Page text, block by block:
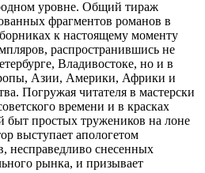
уровне. Общий тираж
фрагментов романов в
к настоящему моменту
распространившись не
Владивостоке, но и в
Азии, Америки, Африки и
Погружая читателя в мастерски
времени и в красках
быт простых тружеников на лоне
выступает апологетом
несправедливо снесенных
рынка, и призывает